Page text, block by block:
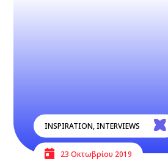
INSPIRATION,INTERVIEWS
23 Οκτωβρίου 2019